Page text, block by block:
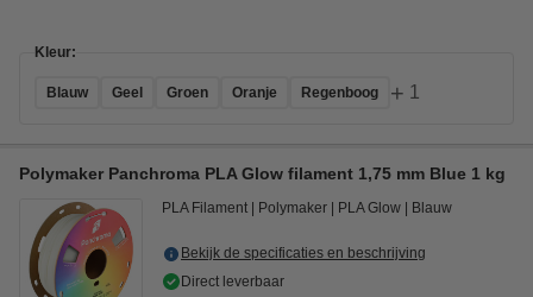
Kleur:
Blauw Geel Groen Oranje Regenboog + 1
Polymaker Panchroma PLA Glow filament 1,75 mm Blue 1 kg
PLA Filament Polymaker PLA Glow Blauw
Bekijk de specificaties en beschrijving
Direct leverbaar